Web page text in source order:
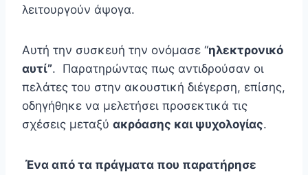
λειτουργούν άψογα.
Αυτή την συσκευή την ονόμασε “ηλεκτρονικό
αυτί”. Παρατηρώντας πως αντιδρούσαν οι
πελάτες του στην ακουστική διέγερση, επίσης,
οδηγήθηκε να μελετήσει προσεκτικά τις
σχέσεις μεταξύ ακρόασης και ψυχολογίας.
Ένα από τα πράγματα που παρατήρησε